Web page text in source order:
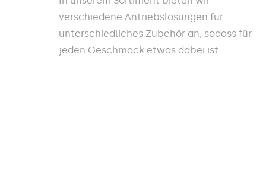
verschiedene Antriebslösungen für
unterschiedliches Zubehör an, sodass für
jeden Geschmack etwas dabei ist.